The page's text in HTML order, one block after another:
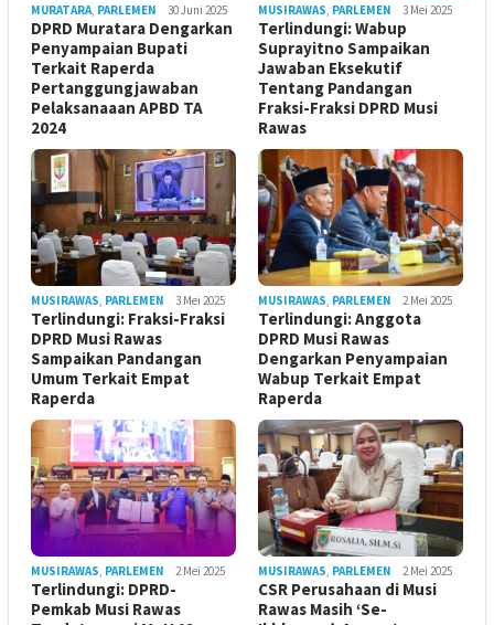
MURATARA, PARLEMEN 30 Juni 2025
DPRD Muratara Dengarkan
Penyampaian Bupati
Terkait Raperda
Pertanggungjawaban
Pelaksanaaan APBD TA
2024
MUSIRAWAS, PARLEMEN 3 Mei 2025
Terlindungi: Wabup
Suprayitno Sampaikan
Jawaban Eksekutif
Tentang Pandangan
Fraksi-Fraksi DPRD Musi
Rawas
MUSIRAWAS, PARLEMEN 3 Mei 2025
Terlindungi: Fraksi-Fraksi
DPRD Musi Rawas
Sampaikan Pandangan
Umum Terkait Empat
Raperda
MUSIRAWAS, PARLEMEN 2 Mei 2025
Terlindungi: Anggota
DPRD Musi Rawas
Dengarkan Penyampaian
Wabup Terkait Empat
Raperda
MUSIRAWAS, PARLEMEN 2 Mei 2025
Terlindungi: DPRD-
Pemkab Musi Rawas
MUSIRAWAS, PARLEMEN 2 Mei 2025
CSR Perusahaan di Musi
Rawas Masih ‘Se-